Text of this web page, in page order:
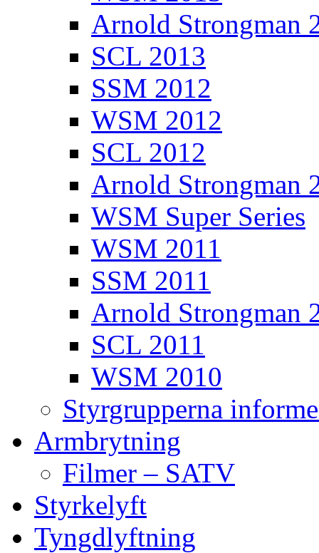
Arnold Strongman
SCL 2013
SSM 2012
WSM 2012
SCL 2012
Arnold Strongman
WSM Super Series
WSM 2011
SSM 2011
Arnold Strongman
SCL 2011
WSM 2010
Styrgrupperna
Armbrytning
Filmer – SATV
Styrkelyft
Tyngdlyftning